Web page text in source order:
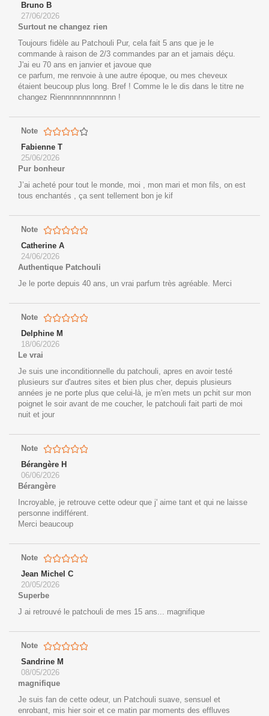
Bruno B
27/06/2026
Surtout ne changez rien
Toujours fidèle au Patchouli Pur, cela fait 5 ans que je le
commande à raison de 2/3 commandes par an et jamais déçu.
J'ai eu 70 ans en janvier et javoue que
ce parfum, me renvoie à une autre époque, ou mes cheveux
étaient beucoup plus long. Bref ! Comme le le dis dans le titre ne
changez Riennnnnnnnnnnnn !
Note
Fabienne T
25/06/2026
Pur bonheur
J’ai acheté pour tout le monde, moi , mon mari et mon fils, on est
tous enchantés , ça sent tellement bon je kif
Note
Catherine A
24/06/2026
Authentique Patchouli
Je le porte depuis 40 ans, un vrai parfum très agréable. Merci
Note
Delphine M
18/06/2026
Le vrai
Je suis une inconditionnelle du patchouli, apres en avoir testé
plusieurs sur d'autres sites et bien plus cher, depuis plusieurs
années je ne porte plus que celui-là, je m'en mets un pchit sur mon
poignet le soir avant de me coucher, le patchouli fait parti de moi
nuit et jour
Note
Bérangère H
06/06/2026
Bérangère
Incroyable, je retrouve cette odeur que j' aime tant et qui ne laisse
personne indifférent.
Merci beaucoup
Note
Jean Michel C
20/05/2026
Superbe
J ai retrouvé le patchouli de mes 15 ans... magnifique
Note
Sandrine M
08/05/2026
magnifique
Je suis fan de cette odeur, un Patchouli suave, sensuel et
enrobant, mis hier soir et ce matin par moments des effluves